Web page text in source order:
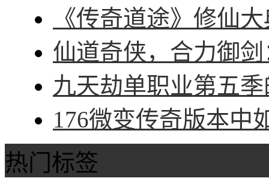
《传奇道途》修仙
仙道奇侠，合力御
九天劫单职业第五
176微变传奇版本中
热门标签